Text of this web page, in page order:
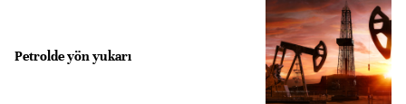
Petrolde yön yukarı